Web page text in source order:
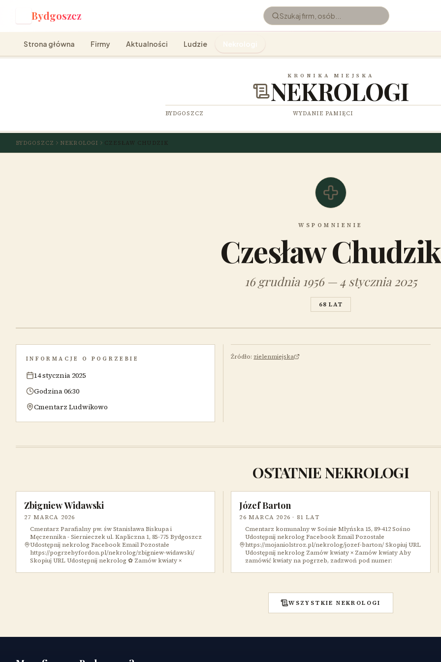
Bydgoszcz
Strona główna Firmy Aktualności Ludzie Nekrologi
KRONIKA MIEJSKA
NEKROLOGI
BYDGOSZCZ WYDANIE PAMIĘCI
BYDGOSZCZ NEKROLOGI CZESŁAW CHUDZIK
WSPOMNIENIE
Czesław Chudzik
16 grudnia 1956 — 4 stycznia 2025
68 LAT
INFORMACJE O POGRZEBIE
14 stycznia 2025
Godzina 06:30
Cmentarz Ludwikowo
Źródło: zielenmiejska
OSTATNIE NEKROLOGI
Zbigniew Widawski
27 MARCA 2026
Cmentarz Parafialny pw. św Stanisława Biskupa i
Męczennika - Siernieczek ul. Kapliczna 1, 85-775 Bydgoszcz
Udostępnij nekrolog Facebook Email Pozostałe
https://pogrzebyfordon.pl/nekrolog/zbigniew-widawski/
Skopiuj URL Udostępnij nekrolog ✿ Zamów kwiaty ×
Józef Barton
26 MARCA 2026 · 81 LAT
Cmentarz komunalny w Sośnie Młyńska 15, 89-412 Sośno
Udostępnij nekrolog Facebook Email Pozostałe
https://mojaniolstroz.pl/nekrolog/jozef-barton/ Skopiuj URL
Udostępnij nekrolog Zamów kwiaty × Zamów kwiaty Aby
zamówić kwiaty na pogrzeb, zadzwoń pod numer:
WSZYSTKIE NEKROLOGI